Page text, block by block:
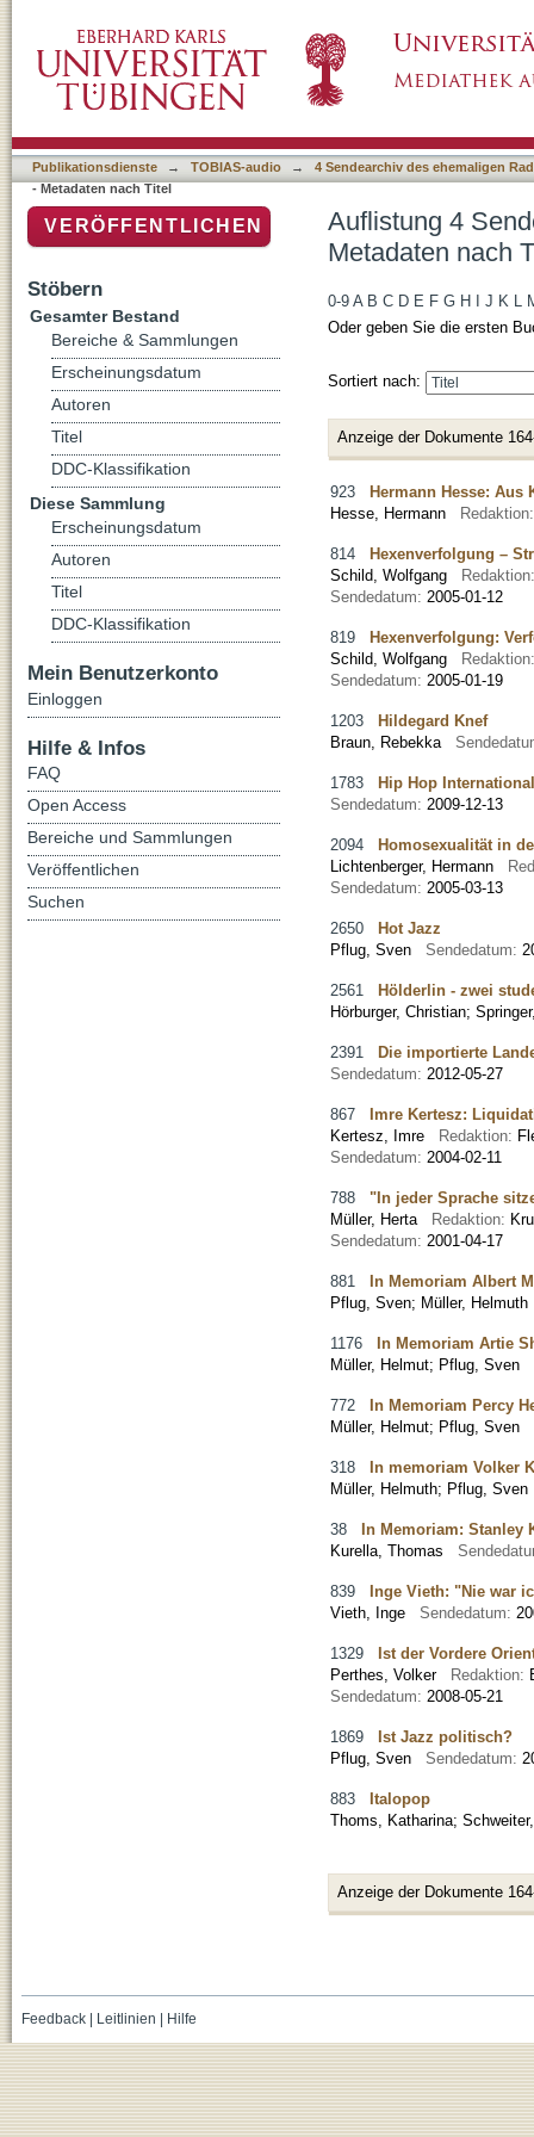
Publikationsdienste → TOBIAS-audio →
4 Sendearchiv des ehemaligen
- Metadaten nach Titel
Auflistung 4
Metadaten nach
0-9 A B C D E F G H J K L
Oder geben Sie die ersten
Sortiert nach:
Anzeige der Dokumente
923 Hermann Hesse: Aus
Hesse, Hermann
814 Hexenverfolgung –
Schild, Wolfgang
Sendedatum: 2005-01-12
819 Hexenverfolgung:
Schild, Wolfgang
Sendedatum: 2005-01-19
1203 Hildegard Knef
Braun, Rebekka
1783 Hip Hop International
Sendedatum: 2009-12-13
2094 Homosexualität in
Lichtenberger, Hermann
Sendedatum: 2005-03-13
2650 Hot Jazz
Pflug, Sven
Sendedatum:
2561 Hölderlin - zwei
Hörburger, Christian;
2391 Die importierte
Sendedatum: 2012-05-27
867 Imre Kertesz:
Kertesz, Imre
Redaktion:
Sendedatum: 2004-02-11
788 "In jeder Sprache
Müller, Herta
Redaktion:
Sendedatum: 2001-04-17
881 In Memoriam Albert
Pflug, Sven; Müller, Helmuth
1176 In Memoriam Artie
Müller, Helmut; Pflug, Sven
772 In Memoriam Percy
Müller, Helmut; Pflug, Sven
318 In memoriam Volker
Müller, Helmuth; Pflug, Sven
38 In Memoriam: Stanley
Kurella, Thomas
839 Inge Vieth: "Nie war
Vieth, Inge
Sendedatum:
1329 Ist der Vordere
Perthes, Volker
Redaktion:
Sendedatum: 2008-05-21
1869 Ist Jazz politisch?
Pflug, Sven
Sendedatum:
883 Italopop
Thoms, Katharina;
Anzeige der Dokumente
VERÖFFENTLICHEN
Stöbern
Gesamter Bestand
Bereiche & Sammlungen
Erscheinungsdatum
Autoren
Titel
DDC-Klassifikation
Diese Sammlung
Erscheinungsdatum
Autoren
Titel
DDC-Klassifikation
Mein Benutzerkonto
Einloggen
Hilfe & Infos
FAQ
Open Access
Bereiche und Sammlungen
Veröffentlichen
Suchen
Feedback| Leitlinien | Hilfe